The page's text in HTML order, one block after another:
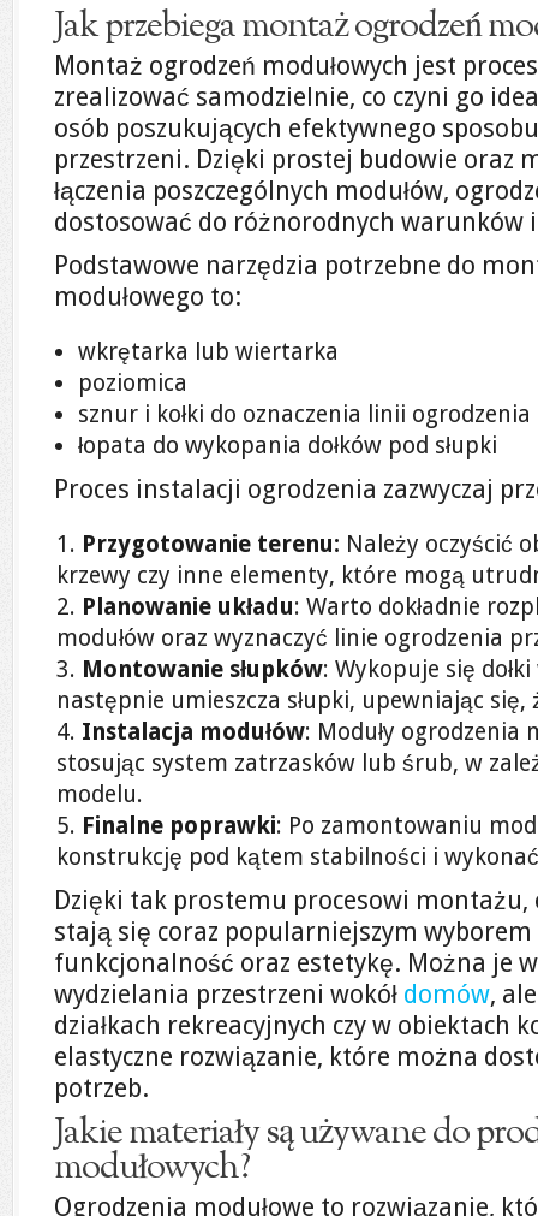
Jak przebiega montaż ogrodzeń
Montaż ogrodzeń modułowych jest
zrealizować samodzielnie, co czyni go
osób poszukujących efektywnego
przestrzeni. Dzięki prostej budowie oraz
łączenia poszczególnych modułów,
dostosować do różnorodnych warunków
Podstawowe narzędzia potrzebne do
modułowego to:
wkrętarka lub wiertarka
poziomica
sznur i kołki do oznaczenia linii ogrodzenia
łopata do wykopania dołków pod słupki
Proces instalacji ogrodzenia zazwyczaj
Przygotowanie terenu: Należy oczyścić
krzewy czy inne elementy, które mogą
Planowanie układu: Warto dokładnie
modułów oraz wyznaczyć linie ogrodzenia
Montowanie słupków: Wykopuje się
następnie umieszcza słupki, upewniając
Instalacja modułów: Moduły ogrodzenia
stosując system zatrzasków lub śrub, w
modelu.
Finalne poprawki: Po zamontowaniu
konstrukcję pod kątem stabilności i
Dzięki tak prostemu procesowi montażu,
stają się coraz popularniejszym
funkcjonalność oraz estetykę. Można je
wydzielania przestrzeni wokół domów,
działkach rekreacyjnych czy w obiektach
elastyczne rozwiązanie, które można
potrzeb.
Jakie materiały są używane do
modułowych?
Ogrodzenia modułowe to rozwiązanie,